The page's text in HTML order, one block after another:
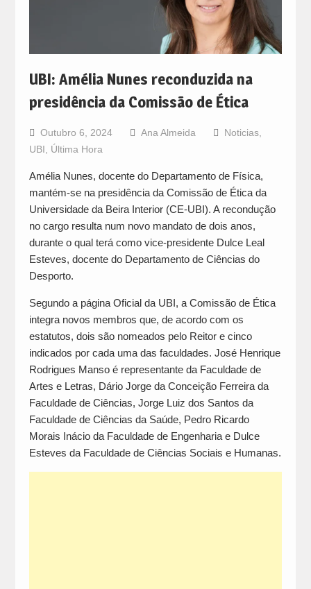
UBI: Amélia Nunes reconduzida na
presidência da Comissão de Ética
Outubro 6, 2024 Ana Almeida Noticias,
UBI
Última Hora
Amélia Nunes, docente do Departamento de Física,
mantém-se na presidência da Comissão de Ética da
Universidade da Beira Interior (CE-UBI). A recondução
no cargo resulta num novo mandato de dois anos,
durante o qual terá como vice-presidente Dulce Leal
Esteves, docente do Departamento de Ciências do
Desporto.
Segundo a página Oficial da UBI, a Comissão de Ética
integra novos membros que, de acordo com os
estatutos, dois são nomeados pelo Reitor e cinco
indicados por cada uma das faculdades. José Henrique
Rodrigues Manso é representante da Faculdade de
Artes e Letras, Dário Jorge da Conceição Ferreira da
Faculdade de Ciências, Jorge Luiz dos Santos da
Faculdade de Ciências da Saúde, Pedro Ricardo
Morais Inácio da Faculdade de Engenharia e Dulce
Esteves da Faculdade de Ciências Sociais e Humanas.